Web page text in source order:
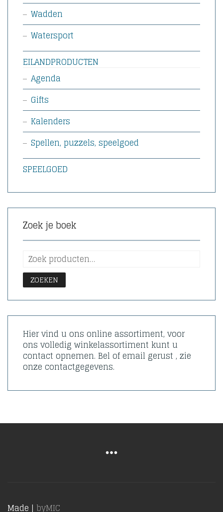
Wadden
Watersport
EILANDPRODUCTEN
Agenda
Gifts
Kalenders
Spellen, puzzels, speelgoed
SPEELGOED
Zoek je boek
ZOEKEN
Hier vind u ons online assortiment, voor
ons volledig winkelassortiment kunt u
contact opnemen. Bel of email gerust , zie
onze contactgegevens.
Made | byMIC